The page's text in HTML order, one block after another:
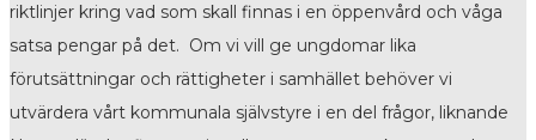
riktlinjer kring vad som skall finnas i en öppenvård och våga
satsa pengar på det. Om vi vill ge ungdomar lika
förutsättningar och rättigheter i samhället behöver vi
utvärdera vårt kommunala självstyre i en del frågor, liknande